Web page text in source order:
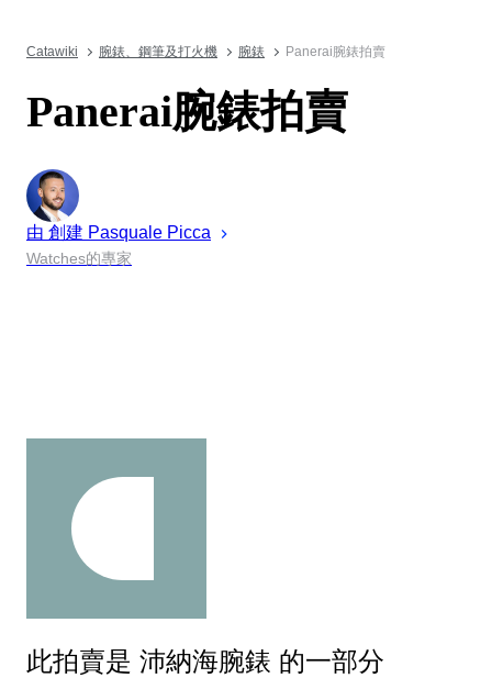
Catawiki 腕錶、鋼筆及打火機 腕錶 Panerai腕錶拍賣
Panerai腕錶拍賣
由 創建 Pasquale Picca
Watches的專家
此拍賣是 沛納海腕錶 的一部分